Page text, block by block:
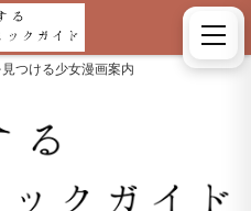
つける少女漫画案内
検索